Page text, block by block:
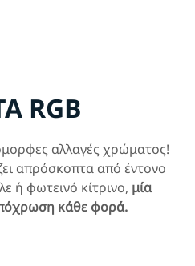
RGB
αλλαγές χρώματος!
απρόσκοπτα από έντονο
ή φωτεινό κίτρινο, μία
κάθε φορά.